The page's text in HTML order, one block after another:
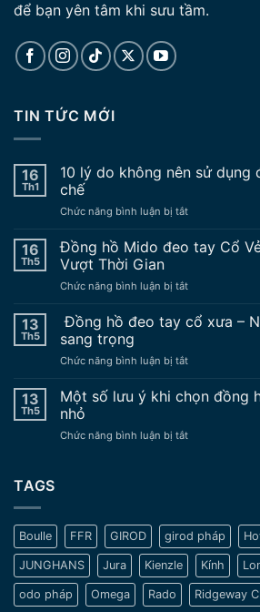
để bạn yên tâm khi sưu tầm.
TIN TỨC MỚI
16
Th1
10 lý do không nên sử dụng
chế
Chức năng bình luận bị tắtở
lý
do
nên
dụng
nâng
chế
16
Th5
Đồng hồ Mido đeo tay Cổ
Vượt Thời Gian
Chức năng bình luận bị tắtở
hồ
Mido
tay
Vẻ
Đẹp
Tồn
13
Th5
Đồng hồ đeo tay cổ xưa –
sang trọng
Chức năng bình luận bị tắtở
đeo
cổ
tế
và
sang
trọng
13
Th5
Một số lưu ý khi chọn đồng
nhỏ
Chức năng bình luận bị tắtở
chọn
đồng
hồ
cho
nam
cổ
TAGS
Boulle FFR GIROD girod pháp
JUNGHANS Jura Kienzle Kính
odo pháp Omega Rado Ridgeway